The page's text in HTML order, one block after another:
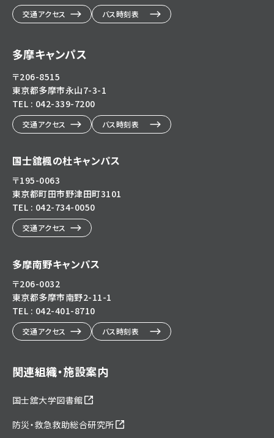
交通アクセス バス時刻表
多摩キャンパス
〒206-8515
東京都多摩市永山7-3-1
TEL : 042-339-7200
交通アクセス バス時刻表
国士舘楓の杜キャンパス
〒195-0063
東京都町田市野津田町3101
TEL : 042-734-0050
交通アクセス
多摩南野キャンパス
〒206-0032
東京都多摩市南野2-11-1
TEL : 042-401-8710
交通アクセス バス時刻表
関連組織・施設案内
国士舘大学図書館
防災・救急救助総合研究所